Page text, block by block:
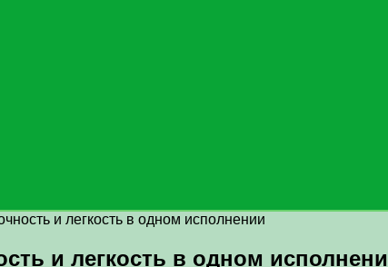
и легкость в одном исполнении
и легкость в одном